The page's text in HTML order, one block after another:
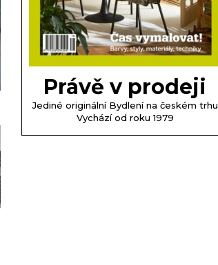
Právě v prodeji
Jediné originální Bydlení na českém trhu
Vychází od roku 1979